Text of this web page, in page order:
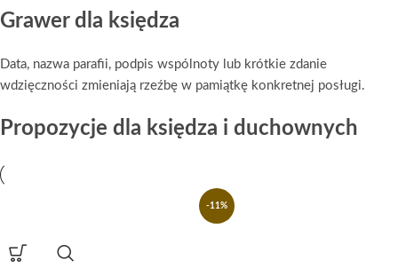
Grawer dla księdza
Data, nazwa parafii, podpis wspólnoty lub krótkie zdanie
wdzięczności zmieniają rzeźbę w pamiątkę konkretnej posługi.
Propozycje dla księdza i duchownych
-11%